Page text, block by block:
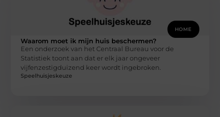
HOME
Waarom moet ik mijn huis beschermen?
Een onderzoek van het Centraal Bureau voor de
Statistiek toont aan dat er elk jaar ongeveer
vijfenzestigduizend keer wordt ingebroken.
Speelhuisjeskeuze